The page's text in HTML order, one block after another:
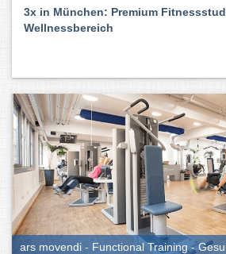
3x in München: Premium
Wellnessbereich
ars movendi - Functional Training -